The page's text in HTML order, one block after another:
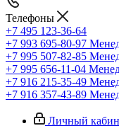
Телефоны
+7 495 123-36-64
+7 993 695-80-97
+7 995 507-82-85
+7 995 656-11-04
+7 916 215-35-49
+7 916 357-43-89
Личный